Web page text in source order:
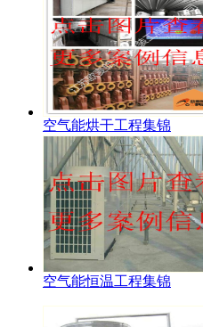
空气能烘干工程集锦
空气能恒温工程集锦